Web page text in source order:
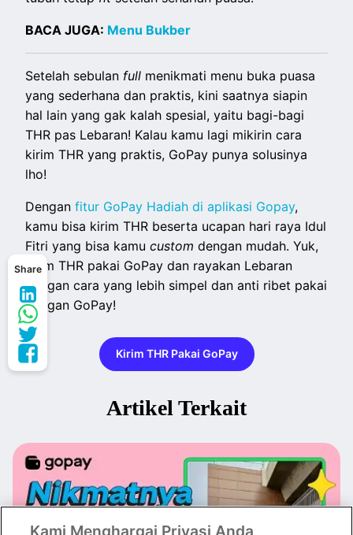
Share
BACA JUGA: Menu Bukber
Setelah sebulan full menikmati menu buka puasa
yang sederhana dan praktis, kini saatnya siapin
hal lain yang gak kalah spesial, yaitu bagi-bagi
THR pas Lebaran! Kalau kamu lagi mikirin cara
kirim THR yang praktis, GoPay punya solusinya
lho!
Denganfitur GoPay Hadiah di aplikasi Gopay,
kamu bisa kirim THR beserta ucapan hari raya Idul
Fitri yang bisa kamucustom dengan mudah. Yuk,
kirim THR pakai GoPay dan rayakan Lebaran
dengan cara yang lebih simpel dan anti ribet pakai
dengan GoPay!
Kirim THR Pakai GoPay
Artikel Terkait
Kami Menghargai Privasi Anda